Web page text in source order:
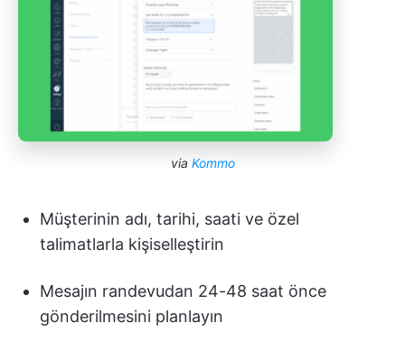
via Kommo
Müşterinin adı, tarihi, saati ve özel
talimatlarla kişiselleştirin
Mesajın randevudan 24-48 saat önce
gönderilmesini planlayın